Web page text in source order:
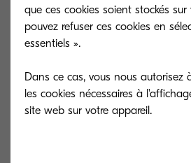
que ces cookies soient stockés sur
pouvez refuser ces cookies en
essentiels ».
Dans ce cas, vous nous autorisez
les cookies nécessaires à